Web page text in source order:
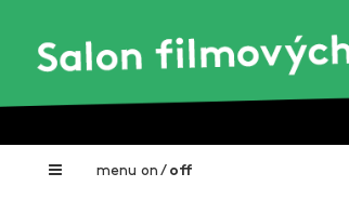
menu on / off